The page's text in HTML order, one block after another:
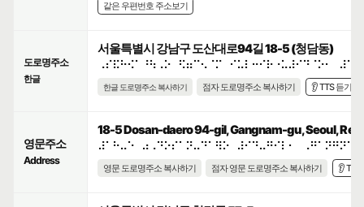
같은 우편번호 주소보기
도로명주소
한글
서울특별시 강남구 도산대로94길 18-5 (청담동)
한글 도로명주소 복사하기 점자 도로명주소 복사하기 👂 TTS 듣기
영문주소
Address
18-5 Dosan-daero 94-gil, Gangnam-gu, Seoul,
영문 도로명주소 복사하기 점자 영문 도로명주소 복사하기 👂 TTS